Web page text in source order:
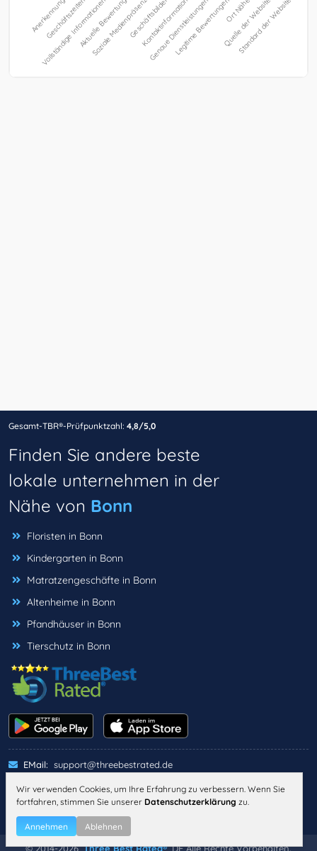
Gesamt-TBR®-Prüfpunktzahl: 4,8/5,0
Finden Sie andere beste
lokale unternehmen in der
Nähe von Bonn
Floristen in Bonn
Kindergarten in Bonn
Matratzengeschäfte in Bonn
Altenheime in Bonn
Pfandhäuser in Bonn
Tierschutz in Bonn
EMail: support@threebestrated.de
IMPRESSUM
DATENSCHUTZ
© 2014-2026,Three Best Rated®, DE Alle Rechte Vorbehalten.
Wir verwenden Cookies, um Ihre Erfahrung zu verbessern. Wenn Sie
fortfahren, stimmen Sie unserer Datenschutzerklärung zu.
Annehmen Ablehnen